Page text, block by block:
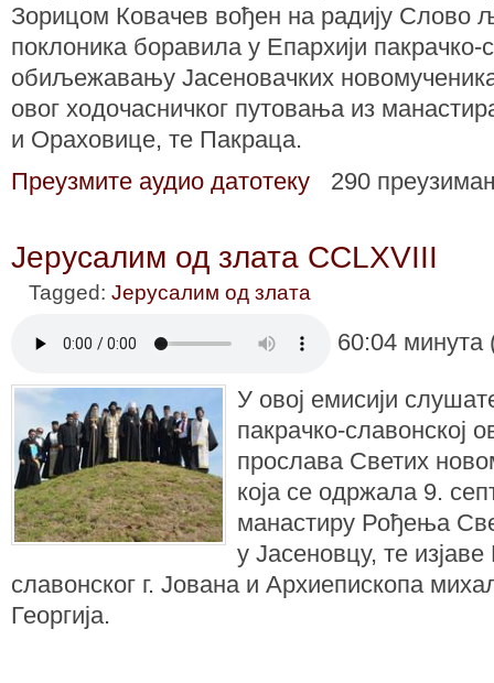
Зорицом Ковачев вођен на радију Слово
поклоника боравила у Епархији пакрачко-
обиљежавању Јасеновачких
овог ходочасничког путовања из
и Ораховице, те Пакраца.
Преузмите аудио датотеку
290
Јерусалим од злата CCLXVIII
Tagged: Јерусалим од злата
60:04
У овој емисији
пакрачко-славонској
прослава Светих
која се одржала 9.
манастиру Рођења
у Јасеновцу, те
славонског г. Јована и Архиепископа
Георгија.